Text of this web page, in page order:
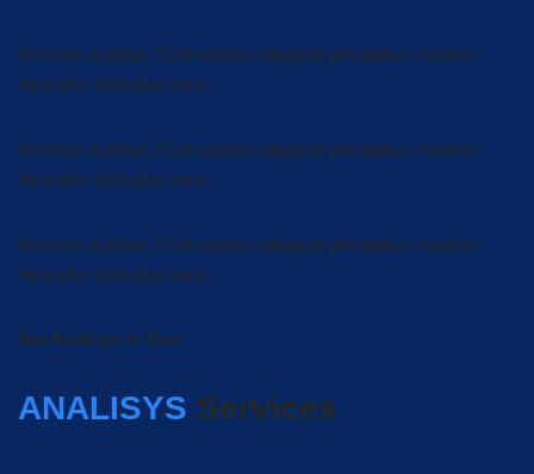
Aenaen massa, Cum soolis natoque penatibus montes
nascetur ridiculus mus.
Aenaen massa, Cum soolis natoque penatibus montes
nascetur ridiculus mus.
Aenaen massa, Cum soolis natoque penatibus montes
nascetur ridiculus mus.
Our Analisys is Your
ANALISYS Services